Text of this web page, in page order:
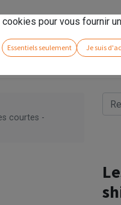
courtes -
pour vous fournir
Essentiels seulement Je suis